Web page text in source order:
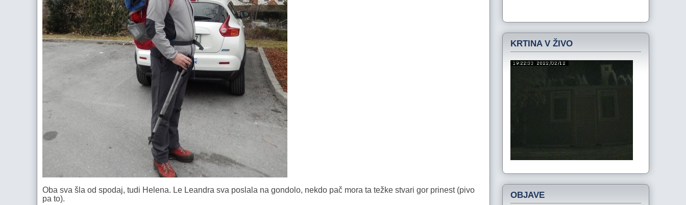
Oba sva šla od spodaj, tudi Helena. Le Leandra sva poslala na gondolo, nekdo pač mora ta težke stvari gor prinest (pivo
pa to).
KRTINA V ŽIVO
OBJAVE